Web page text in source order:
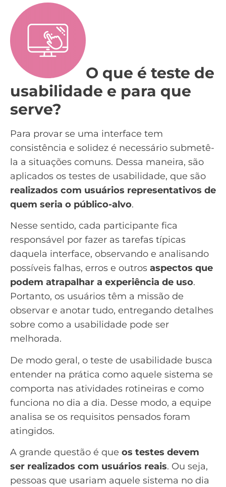
O que é teste de
usabilidade e para que
serve?
Para provar se uma interface tem
consistência e solidez é necessário submetê-
la a situações comuns. Dessa maneira, são
aplicados os testes de usabilidade, que são
realizados com usuários representativos de
quem seria o público-alvo.
Nesse sentido, cada participante fica
responsável por fazer as tarefas típicas
daquela interface, observando e analisando
possíveis falhas, erros e outros aspectos que
podem atrapalhar a experiência de uso.
Portanto, os usuários têm a missão de
observar e anotar tudo, entregando detalhes
sobre como a usabilidade pode ser
melhorada.
De modo geral, o teste de usabilidade busca
entender na prática como aquele sistema se
comporta nas atividades rotineiras e como
funciona no dia a dia. Desse modo, a equipe
analisa se os requisitos pensados foram
atingidos.
A grande questão é que os testes devem
ser realizados com usuários reais. Ou seja,
pessoas que usariam aquele sistema no dia